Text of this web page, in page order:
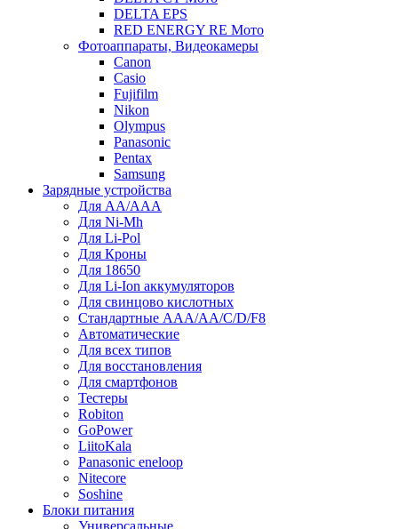
DELTA EPS
RED ENERGY RE Мото
Фотоаппараты, Видеокамеры
Canon
Casio
Fujifilm
Nikon
Olympus
Panasonic
Pentax
Samsung
Зарядные устройства
Для AA/AAA
Для Ni-Mh
Для Li-Pol
Для Кроны
Для 18650
Для Li-Ion аккумуляторов
Для свинцово кислотных
Стандартные ААА/АА/С/D/F8
Автоматические
Для всех типов
Для восстановления
Для смартфонов
Тестеры
Robiton
GoPower
LiitoKala
Panasonic eneloop
Nitecore
Soshine
Блоки питания
Универсальные